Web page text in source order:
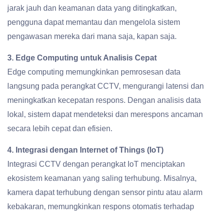
jarak jauh dan keamanan data yang ditingkatkan,
pengguna dapat memantau dan mengelola sistem
pengawasan mereka dari mana saja, kapan saja.
3. Edge Computing untuk Analisis Cepat
Edge computing memungkinkan pemrosesan data
langsung pada perangkat CCTV, mengurangi latensi dan
meningkatkan kecepatan respons. Dengan analisis data
lokal, sistem dapat mendeteksi dan merespons ancaman
secara lebih cepat dan efisien.
4. Integrasi dengan Internet of Things (IoT)
Integrasi CCTV dengan perangkat IoT menciptakan
ekosistem keamanan yang saling terhubung. Misalnya,
kamera dapat terhubung dengan sensor pintu atau alarm
kebakaran, memungkinkan respons otomatis terhadap